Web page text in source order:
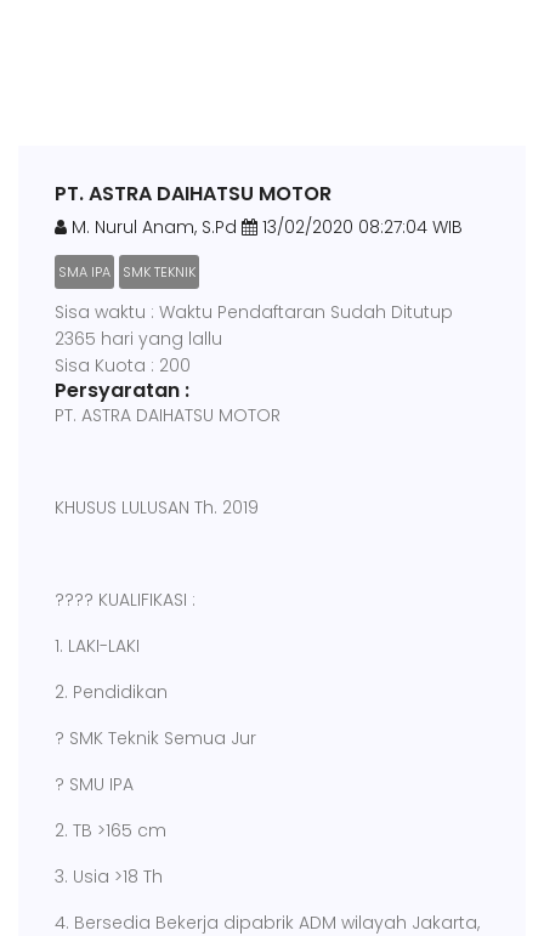
PT. ASTRA DAIHATSU MOTOR
M. Nurul Anam, S.Pd 13/02/2020 08:27:04 WIB
SMA IPA SMK TEKNIK
Sisa waktu : Waktu Pendaftaran Sudah Ditutup
2365 hari yang lallu
Sisa Kuota : 200
Persyaratan :
PT. ASTRA DAIHATSU MOTOR
KHUSUS LULUSAN Th. 2019
???? KUALIFIKASI :
1. LAKI-LAKI
2. Pendidikan
? SMK Teknik Semua Jur
? SMU IPA
2. TB >165 cm
3. Usia >18 Th
4. Bersedia Bekerja dipabrik ADM wilayah Jakarta,